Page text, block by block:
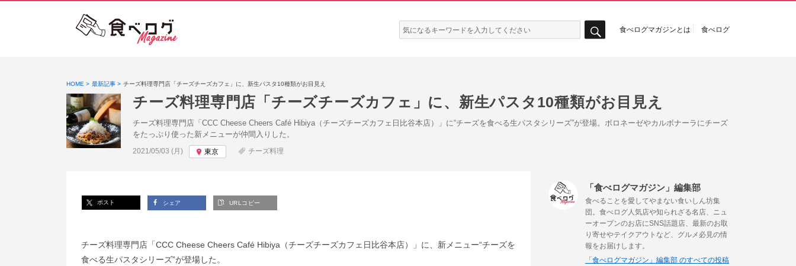
検
索:
食べログマガジンとは 食べログ
HOME 最新記事 チーズ料理専門店「チーズチーズカフェ」に、新生パスタ10種類がお目見え
チーズ料理専門店「チーズチーズカフェ」に、新生パスタ10種類がお目見え
チーズ料理専門店「CCC Cheese Cheers Café Hibiya（チーズチーズカフェ日比谷本店）」に“チーズを食べる生パスタシリーズ”が登場。ボロネーゼやカルボナーラにチーズ
をたっぷり使った新メニューが仲間入りした。
投稿日:
2021/05/03 (月) 東京 チーズ料理
ポスト シェア URLコピー
チーズ料理専門店「CCC Cheese Cheers Café Hibiya（チーズチーズカフェ日比谷本店）」に、新メニュー“チーズを
食べる生パスタシリーズ”が登場した。
「食べログマガジン」編集部
食べることを愛してやまない食いしん坊集
団。食べログ人気店や知られざる名店、ニュ
ーオープンのお店にSNS話題店、最新のお取
り寄せやテイクアウトなど、グルメ必見の情
報をお届けします。
「食べログマガジン」編集部 のすべての投稿